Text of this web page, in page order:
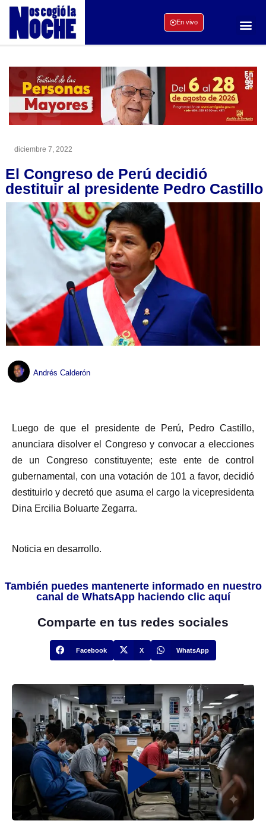
En vivo
diciembre 7, 2022
El Congreso de Perú decidió
destituir al presidente Pedro Castillo
Andrés Calderón
Luego de que el presidente de Perú, Pedro Castillo,
anunciara disolver el Congreso y convocar a elecciones
de un Congreso constituyente; este ente de control
gubernamental, con una votación de 101 a favor, decidió
destituirlo y decretó que asuma el cargo la vicepresidenta
Dina Ercilia Boluarte Zegarra.
Noticia en desarrollo.
También puedes mantenerte informado en nuestro
canal de WhatsApp haciendo clic aquí
Comparte en tus redes sociales
Facebook X WhatsApp